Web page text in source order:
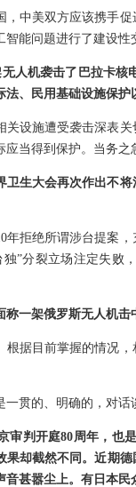
，中美双方应该携手
能问题进行了建设性
人机袭击了巴拉卡
、民用基础设施保
关设施遭受袭击深表
当得到保护。当务之
卫生大会再次作出不
年拒绝所谓涉台提案
”分裂立场注定失败
一架俄罗斯无人机
根据目前掌握的情况
贯的、明确的，对话
审判开庭80周年，
果却截然不同。近期
音甚嚣尘上。有日本